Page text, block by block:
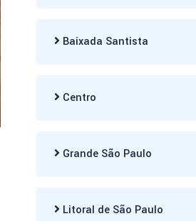
Baixada Santista
Centro
Grande São Paulo
Litoral de São Paulo